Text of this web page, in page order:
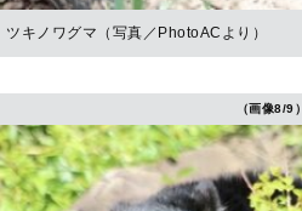
ツキノワグマ（写真／PhotoACより）
（画像8/9）